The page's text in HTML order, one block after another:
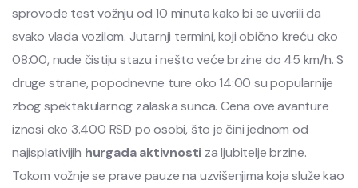
sprovode test vožnju od 10 minuta kako bi se uverili da
svako vlada vozilom. Jutarnji termini, koji obično kreću oko
08:00, nude čistiju stazu i nešto veće brzine do 45 km/h. S
druge strane, popodnevne ture oko 14:00 su popularnije
zbog spektakularnog zalaska sunca. Cena ove avanture
iznosi oko 3.400 RSD po osobi, što je čini jednom od
najisplativijih hurgada aktivnosti za ljubitelje brzine.
Tokom vožnje se prave pauze na uzvišenjima koja služe kao